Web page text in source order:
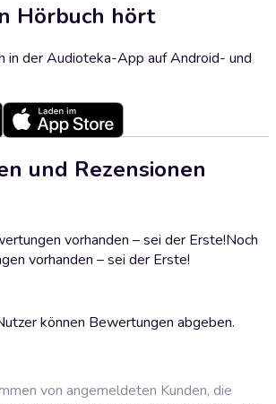
Hörbuch hört
in der Audioteka-App auf Android- und
und Rezensionen
vorhanden – sei der Erste!Noch
vorhanden – sei der Erste!
können Bewertungen abgeben.
von angemeldeten Kunden, die